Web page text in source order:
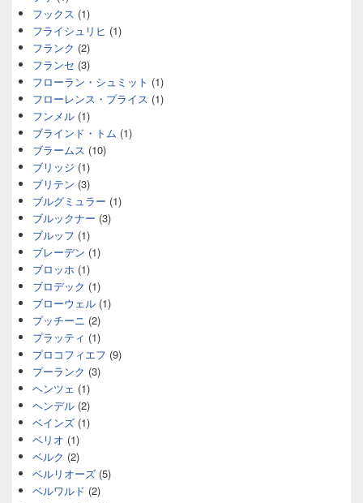
フックス (1)
フライシュリヒ (1)
フランク (2)
フランセ (3)
フローラン・シュミット (1)
フローレンス・プライス (1)
フンメル (1)
ブラインド・トム (1)
ブラームス (10)
ブリッジ (1)
ブリテン (3)
ブルグミュラー (1)
ブルックナー (3)
ブルッフ (1)
ブレーデン (1)
ブロッホ (1)
ブロデック (1)
ブローウェル (1)
プッチーニ (2)
プラッティ (1)
プロコフィエフ (9)
プーランク (3)
ヘンツェ (1)
ヘンデル (2)
ベインズ (1)
ベリオ (1)
ベルク (2)
ベルリオーズ (5)
ベルワルド (2)